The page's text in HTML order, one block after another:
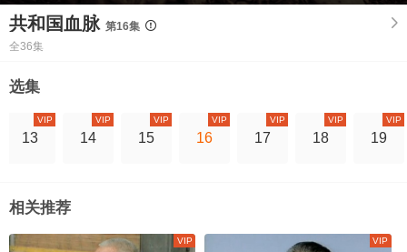
共和国血脉 第16集
全36集
选集
13
VIP
14
VIP
15
VIP
16
VIP
17
VIP
18
VIP
19
VIP
相关推荐